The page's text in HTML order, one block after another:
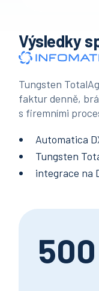
Výsledky
Tungsten
faktur denně,
s firemními
Automatica
Tungsten
integrace na
500